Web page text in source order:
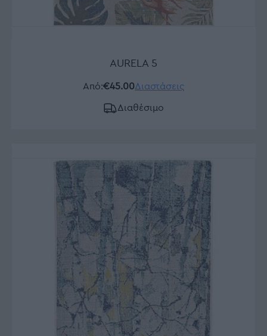
AURELA 5
Από:€45.00Διαστάσεις
Διαθέσιμο